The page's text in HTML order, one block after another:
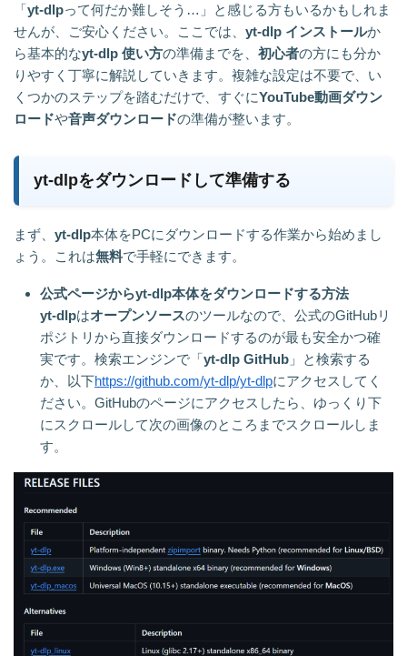
「yt-dlpって何だか難しそう…」と感じる方もいるかもしれま
せんが、ご安心ください。ここでは、 yt-dlp インストールか
ら基本的なyt-dlp 使い方の準備までを、 初心者の方にも分か
りやすく丁寧に解説していきます。複雑な設定は不要で、い
くつかのステップを踏むだけで、すぐにYouTube動画ダウン
ロードや音声ダウンロードの準備が整います。
yt-dlpをダウンロードして準備する
まず、 yt-dlp本体をPCにダウンロードする作業から始めまし
ょう。これは無料で手軽にできます。
公式ページからyt-dlp本体をダウンロードする方法
yt-dlpはオープンソースのツールなので、公式のGitHubリ
ポジトリから直接ダウンロードするのが最も安全かつ確
実です。検索エンジンで「yt-dlp GitHub 」と検索する
か、以下https://github.com/yt-dlp/yt-dlpにアクセスしてく
ださい。GitHubのページにアクセスしたら、ゆっくり下
にスクロールして次の画像のところまでスクロールしま
す。